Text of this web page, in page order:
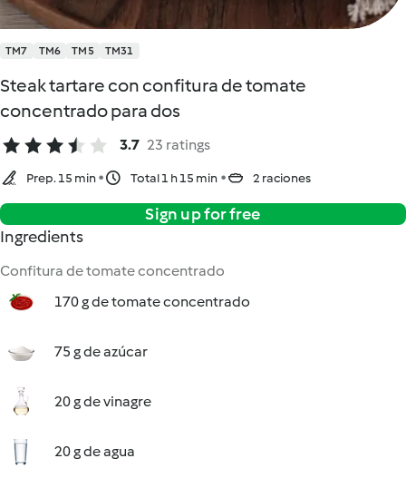
TM7 TM6 TM5 TM31
Steak tartare con confitura de tomate
concentrado para dos
3.7 23 ratings
Prep. 15 min Total 1 h 15 min 2 raciones
Sign up for free
Ingredients
Confitura de tomate concentrado
170 g de tomate concentrado
75 g de azúcar
20 g de vinagre
20 g de agua